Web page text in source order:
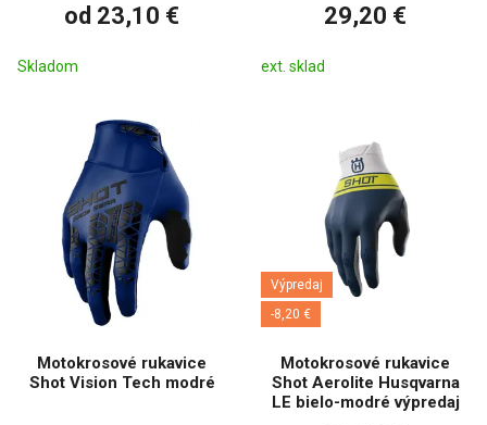
od 23,10 €
Skladom
29,20 €
ext. sklad
Motokrosové rukavice
Shot Vision Tech modré
Výpredaj
-8,20 €
Motokrosové rukavice
Shot Aerolite Husqvarna
LE bielo-modré výpredaj